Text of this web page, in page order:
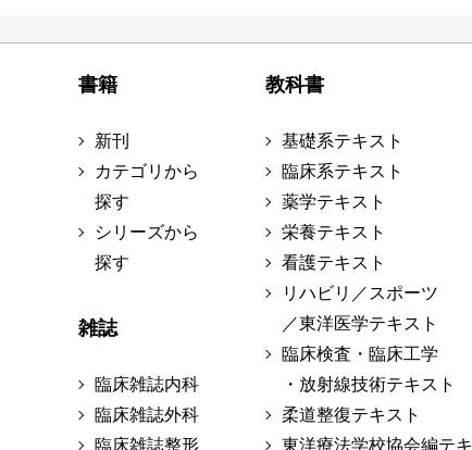
書籍
新刊
カテゴリから
探す
シリーズから
探す
雑誌
臨床雑誌内科
臨床雑誌外科
臨床雑誌整形
教科書
基礎系テキスト
臨床系テキスト
薬学テキスト
栄養テキスト
看護テキスト
リハビリ／スポーツ
／東洋医学テキスト
臨床検査・臨床工学
・放射線技術テキスト
柔道整復テキスト
東洋療法学校協会編テキ